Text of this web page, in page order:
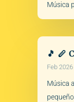
Música
🎵 🪈
Feb 2026
Música